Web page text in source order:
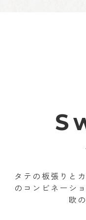
タテの板張りと
のコンビネーシ
欧